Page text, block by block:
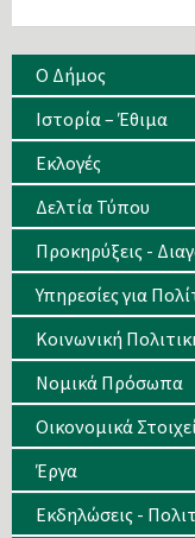
Ο Δήμος
Ιστορία – Έθιμα
Eκλογές
Δελτία Τύπου
Προκηρύξεις -
Υπηρεσίες για
Κοινωνική
Νομικά Πρόσωπα
Οικονομικά
Έργα
Εκδηλώσεις -